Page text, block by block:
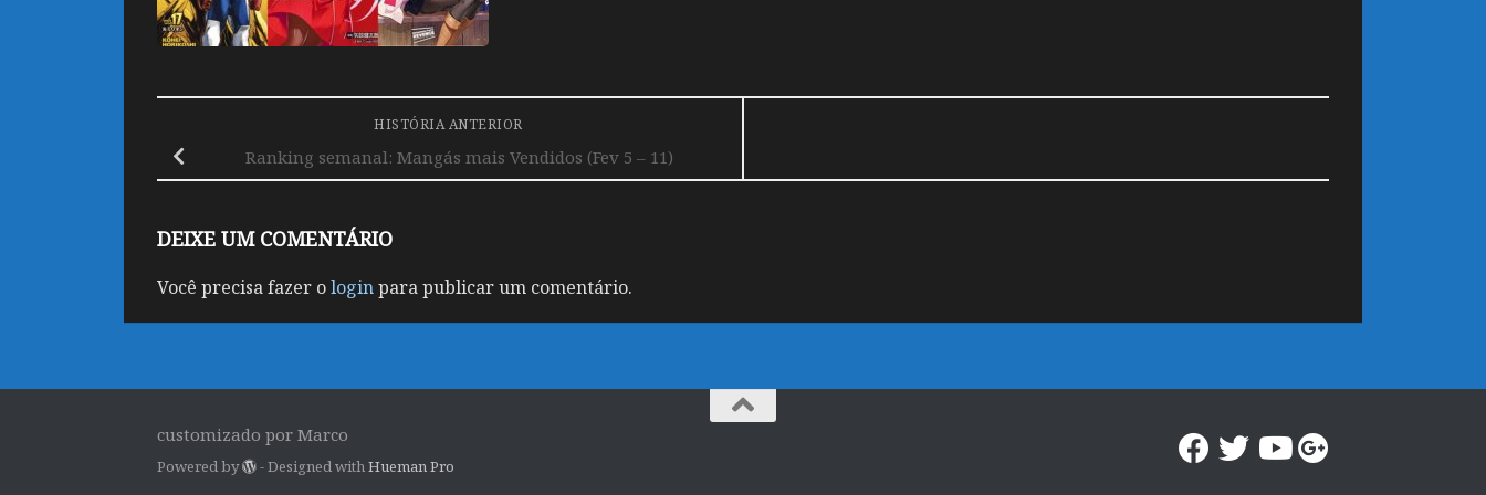
HISTÓRIA ANTERIOR
Ranking semanal: Mangás mais Vendidos (Fev 5 – 11)
DEIXE UM COMENTÁRIO
Você precisa fazer ologinpara publicar um comentário.
customizado por Marco
Powered by - Designed withHueman Pro